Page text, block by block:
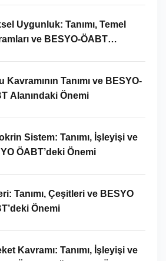
Uygunluk: Tanımı, Temel
ve BESYO-ÖABT
Kavramının Tanımı ve BESYO-
Alanındaki Önemi
Sistem: Tanımı, İşleyişi ve
ÖABT’deki Önemi
Tanımı, Çeşitleri ve BESYO
Önemi
Kavramı: Tanımı, İşleyişi ve